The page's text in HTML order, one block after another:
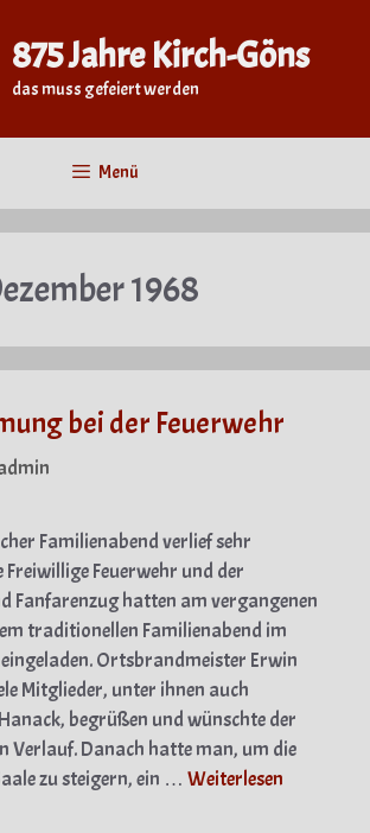
875 Jahre Kirch-Göns
das muss gefeiert werden
Menü
1968
bei der Feuerwehr
Familienabend verlief sehr
Feuerwehr und der
Fanfarenzug hatten am vergangenen
traditionellen Familienabend im
Ortsbrandmeister Erwin
Mitglieder, unter ihnen auch
begrüßen und wünschte der
Verlauf. Danach hatte man, um die
zu steigern, ein … Weiterlesen